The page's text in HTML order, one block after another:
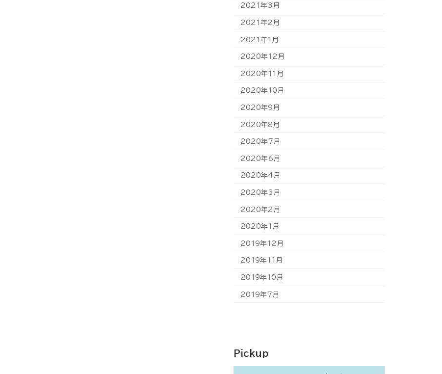
2021年3月
2021年2月
2021年1月
2020年12月
2020年11月
2020年10月
2020年9月
2020年8月
2020年7月
2020年6月
2020年4月
2020年3月
2020年2月
2020年1月
2019年12月
2019年11月
2019年10月
2019年7月
Pickup